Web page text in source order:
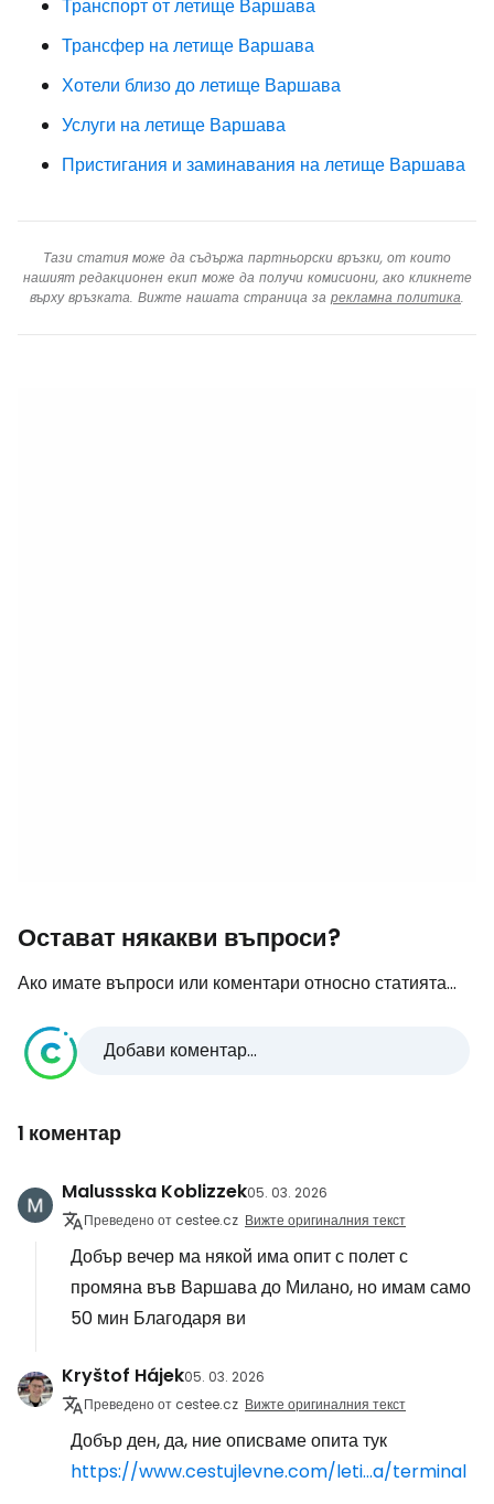
Транспорт от летище Варшава
Трансфер на летище Варшава
Хотели близо до летище Варшава
Услуги на летище Варшава
Пристигания и заминавания на летище Варшава
Тази статия може да съдържа партньорски връзки, от които
нашият редакционен екип може да получи комисиони, ако кликнете
върху връзката. Вижте нашата страница за рекламна политика.
Остават някакви въпроси?
Ако имате въпроси или коментари относно статията...
Добави коментар...
1 коментар
Malussska Koblizzek05. 03. 2026
Преведено от cestee.cz Вижте оригиналния текст
Добър вечер ма някой има опит с полет с
промяна във Варшава до Милано, но имам само
50 мин Благодаря ви
Kryštof Hájek05. 03. 2026
Преведено от cestee.cz Вижте оригиналния текст
Добър ден, да, ние описваме опита тук
https://www.cestujlevne.com/leti...a/terminal